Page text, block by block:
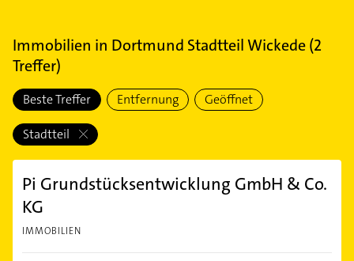
Immobilien in Dortmund Stadtteil Wickede(2
Treffer)
Beste Treffer Entfernung Geöffnet
Stadtteil
Pi Grundstücksentwicklung GmbH & Co.
KG
IMMOBILIEN